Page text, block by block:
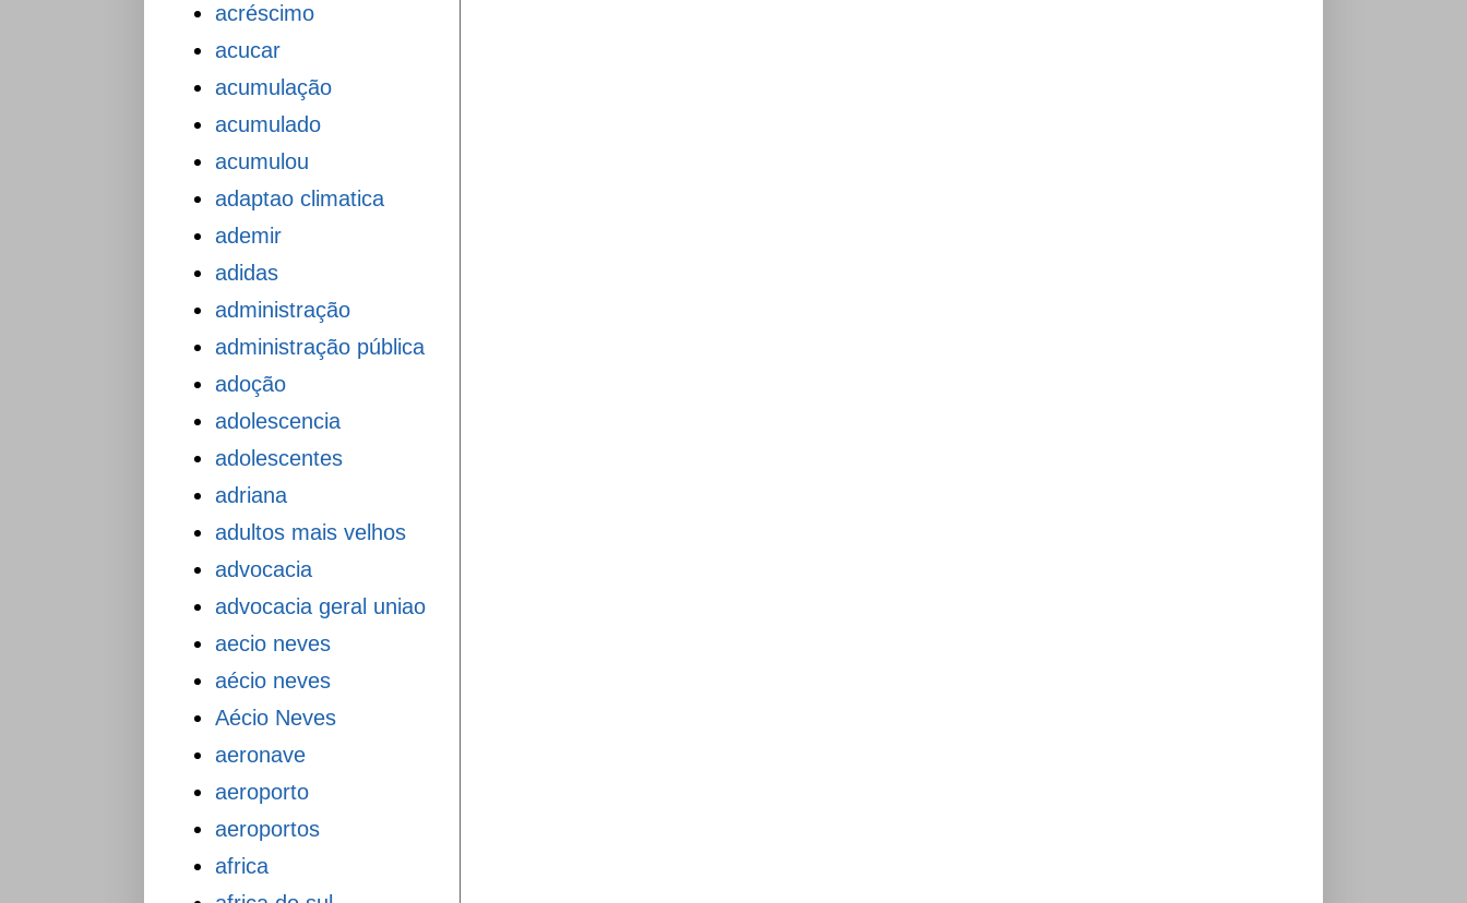
acréscimo
acucar
acumulação
acumulado
acumulou
adaptao climatica
ademir
adidas
administração
administração pública
adoção
adolescencia
adolescentes
adriana
adultos mais velhos
advocacia
advocacia geral uniao
aecio neves
aécio neves
Aécio Neves
aeronave
aeroporto
aeroportos
africa